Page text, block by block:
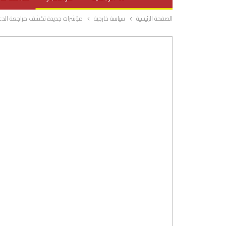
صحة وتغذية
المرأة والحياة الصفحة الرئيسية سياسة خارجية مؤشرات جديدة تكشف مراجعة الدعم